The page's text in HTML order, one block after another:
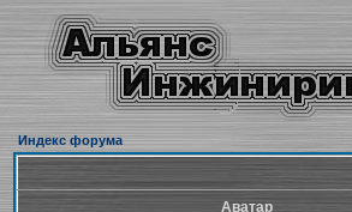
Индекс форума
Аватар